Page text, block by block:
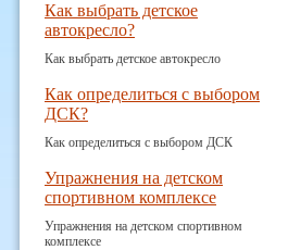
Как выбрать детское
автокресло?
Как выбрать детское автокресло
Как определиться с выбором
ДСК?
Как определиться с выбором ДСК
Упражнения на детском
спортивном комплексе
Упражнения на детском спортивном
комплексе